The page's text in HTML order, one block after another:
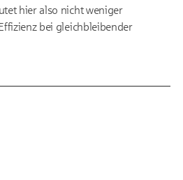
hier also nicht weniger
bei gleichbleibender